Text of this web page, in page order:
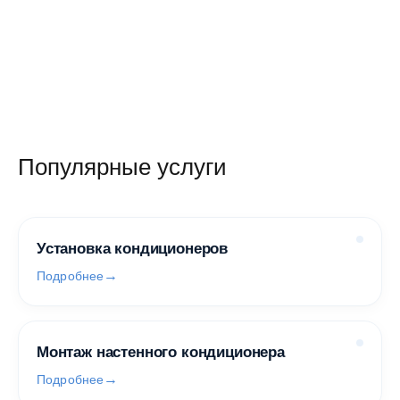
Популярные услуги
Установка кондиционеров
Подробнее
Монтаж настенного кондиционера
Подробнее